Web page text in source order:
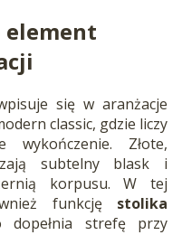
element
się w aranżacje
classic, gdzie liczy
Złote,
subtelny blask i
korpusu. W tej
funkcję stolika
dopełnia strefę przy